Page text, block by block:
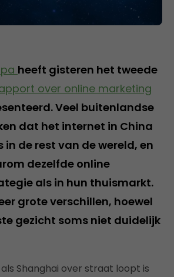
heeft gisteren het tweede
over online marketing
Veel buitenlandse
dat het internet in China
in de rest van de wereld, en
dezelfde online
als in hun thuismarkt.
grote verschillen, hoewel
gezicht soms niet duidelijk
Shanghai over straat loopt is